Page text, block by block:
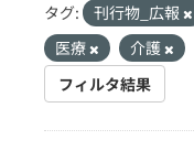
タグ: 刊行物_広報
医療
介護
フィルタ結果